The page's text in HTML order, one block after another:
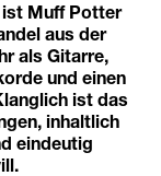
ist Muff Potter
aus der
als Gitarre,
und einen
ist das
inhaltlich
eindeutig